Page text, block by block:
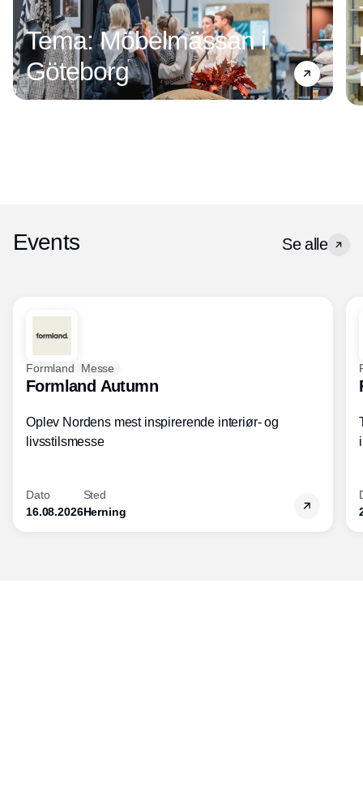
Tema: Möbelmässan i
Göteborg
Events Se alle
Formland Messe
Formland Autumn
Oplev Nordens mest inspirerende interiør- og
livsstilsmesse
Dato
16.08.2026
Sted
Herning